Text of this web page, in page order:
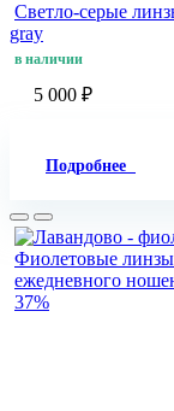
Светло-серые
gray
в наличии
5 000 ₽
Подробнее
37%